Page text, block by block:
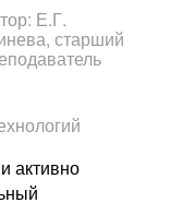
Е.Г.
старший
активно